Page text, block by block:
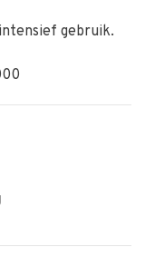
gebruik.